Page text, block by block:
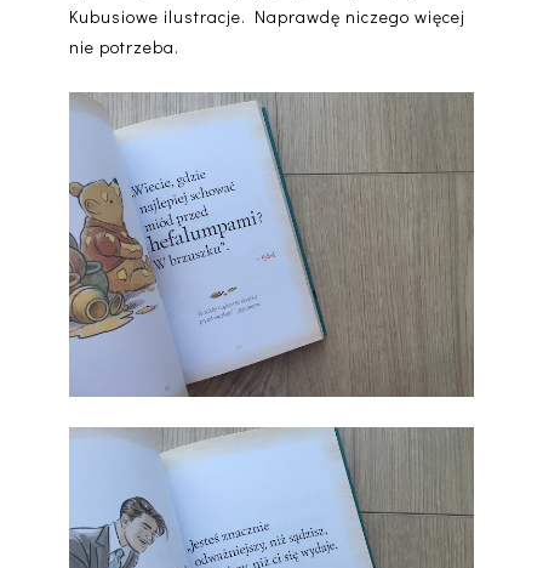
Kubusiowe ilustracje. Naprawdę niczego więcej
nie potrzeba.